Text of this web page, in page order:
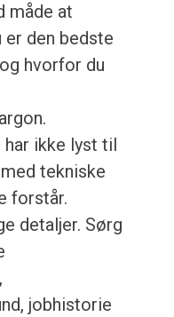
måde at
den bedste
hvorfor du
ikke lyst til
tekniske
forstår.
detaljer. Sørg
jobhistorie